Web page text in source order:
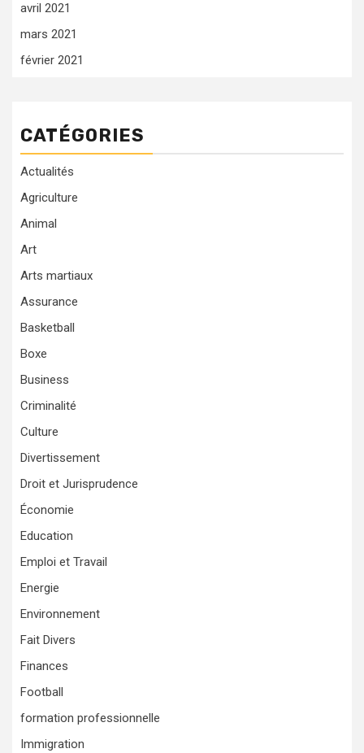
avril 2021
mars 2021
février 2021
CATÉGORIES
Actualités
Agriculture
Animal
Art
Arts martiaux
Assurance
Basketball
Boxe
Business
Criminalité
Culture
Divertissement
Droit et Jurisprudence
Économie
Education
Emploi et Travail
Energie
Environnement
Fait Divers
Finances
Football
formation professionnelle
Immigration